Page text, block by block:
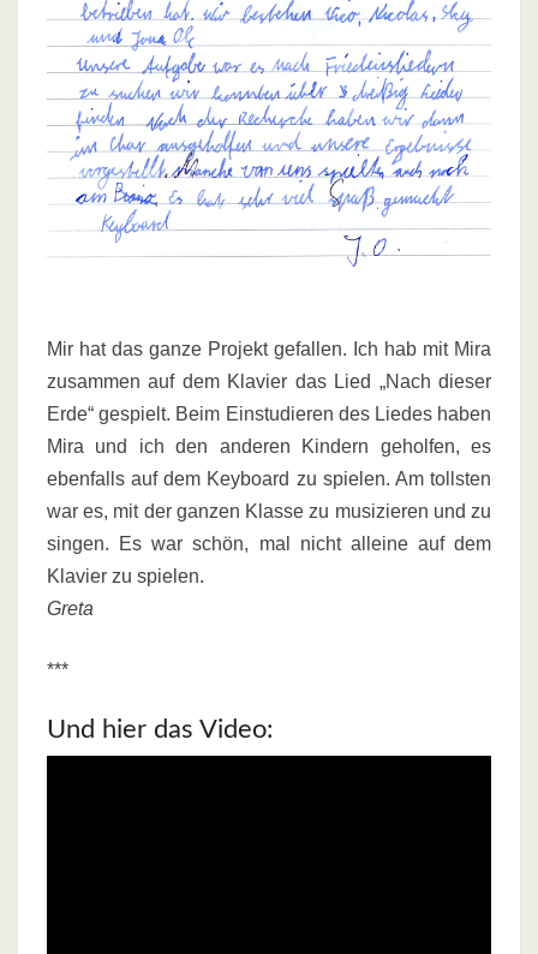
Mir hat das ganze Projekt gefallen. Ich hab mit Mira
zusammen auf dem Klavier das Lied „Nach dieser
Erde“ gespielt. Beim Einstudieren des Liedes haben
Mira und ich den anderen Kindern geholfen, es
ebenfalls auf dem Keyboard zu spielen. Am tollsten
war es, mit der ganzen Klasse zu musizieren und zu
singen. Es war schön, mal nicht alleine auf dem
Klavier zu spielen.
Greta
***
Und hier das Video: